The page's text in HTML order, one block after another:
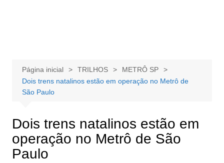
Página inicial TRILHOS
METRÔ SP
Dois trens natalinos estão em operação no Metrô de
São Paulo
Dois trens natalinos estão em
operação no Metrô de São
Paulo